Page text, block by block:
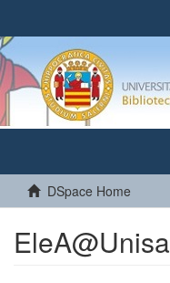
DSpace Home
EleA@Unisa